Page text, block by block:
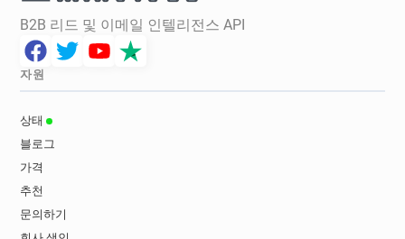
r***********@lewisham.gov.uk
h******@lewisham.gov.uk
j*********@lewisham.gov.uk
f**********@lewisham.gov.uk
B2B 리드 및 이메일 인텔리전스 API
자원
상태
블로그
가격
추천
문의하기